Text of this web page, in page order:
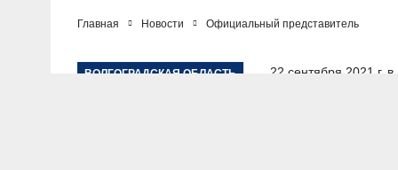
Главная Новости Официальный представитель
ВОЛГОГРАДСКАЯ ОБЛАСТЬ 22 сентября 2021 г.